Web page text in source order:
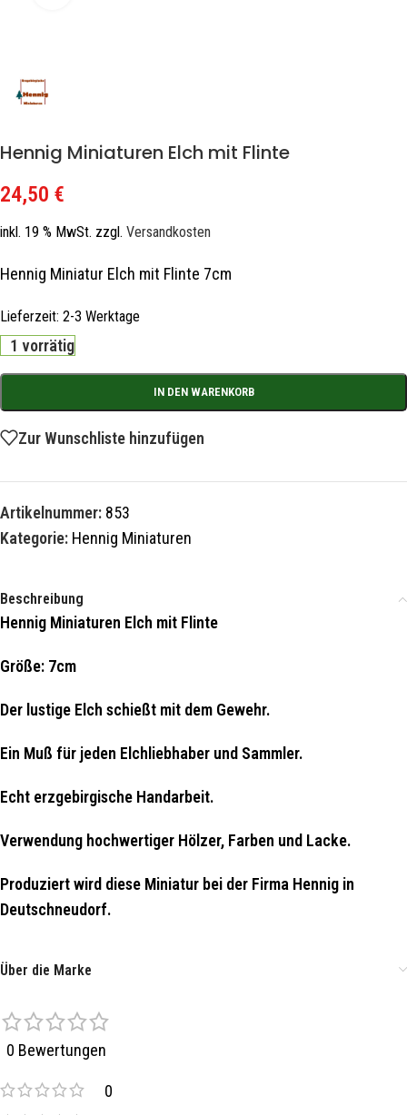
Hennig Miniaturen Elch mit Flinte
24,50 €
inkl. 19 % MwSt. zzgl. Versandkosten
Hennig Miniatur Elch mit Flinte 7cm
Lieferzeit: 2-3 Werktage
1 vorrätig
IN DEN WARENKORB
Zur Wunschliste hinzufügen
Artikelnummer: 853
Kategorie: Hennig Miniaturen
Beschreibung
Hennig Miniaturen Elch mit Flinte
Größe: 7cm
Der lustige Elch schießt mit dem Gewehr.
Ein Muß für jeden Elchliebhaber und Sammler.
Echt erzgebirgische Handarbeit.
Verwendung hochwertiger Hölzer, Farben und Lacke.
Produziert wird diese Miniatur bei der Firma Hennig in
Deutschneudorf.
Über die Marke
0 Bewertungen
0